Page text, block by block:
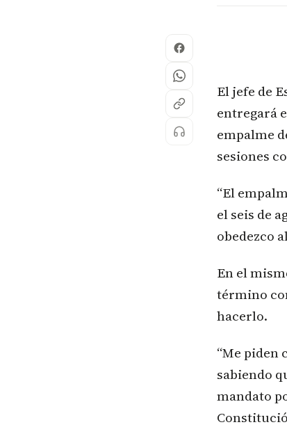
El jefe de
entregará
empalme
sesiones
​“El
el seis de
obedezco
En el
término
hacerlo.
“Me piden
sabiendo
mandato